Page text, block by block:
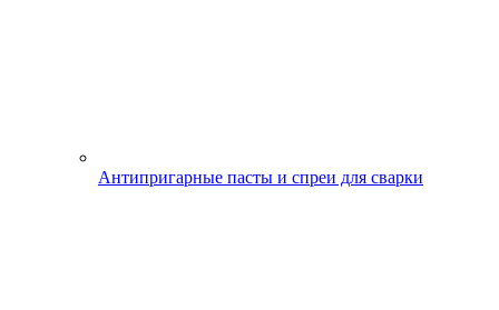
Антипригарные пасты и спреи для сварки